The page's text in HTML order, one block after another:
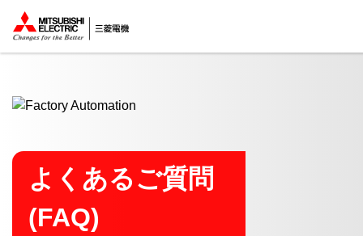
ここから本文
よくあるご質問
(FAQ)